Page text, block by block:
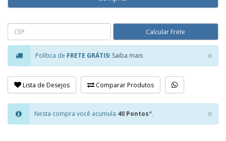
×
Política de FRETE GRÁTIS! Saiba mais
Lista de Desejos Comparar Produtos
×
Nesta compra você acumula 40 Pontos*.